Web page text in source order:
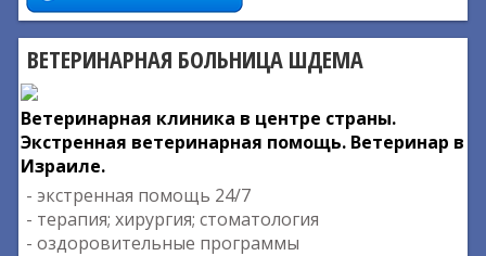
ВЕТЕРИНАРНАЯ БОЛЬНИЦА ШДЕМА
Ветеринарная клиника в центре страны.
Экстренная ветеринарная помощь. Ветеринар в
Израиле.
- экстренная помощь 24/7
- терапия; хирургия; стоматология
- оздоровительные программы